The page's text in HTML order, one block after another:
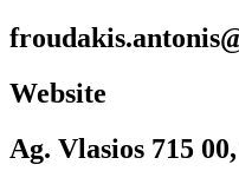
Website
Ag. Vlasios 715